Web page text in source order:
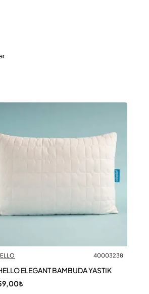
40003238
ELEGANT BAMBUDA YASTIK